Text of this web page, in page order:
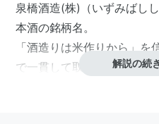
泉橋酒造(株)（いずみばし
本酒の銘柄名。
「酒造りは米作りから」を
で一貫して取り組む栽培醸
解説の続